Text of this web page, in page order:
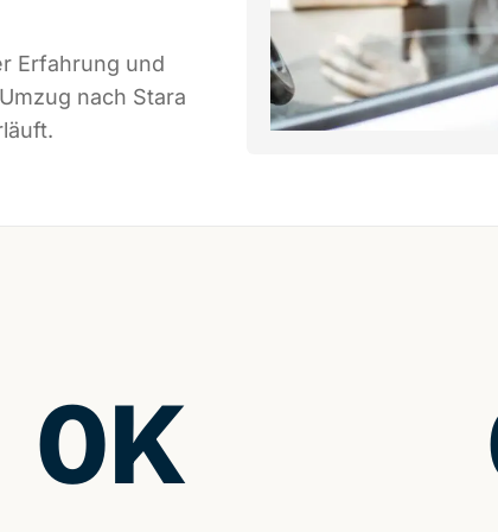
Erfahrung und
nach Stara
0K